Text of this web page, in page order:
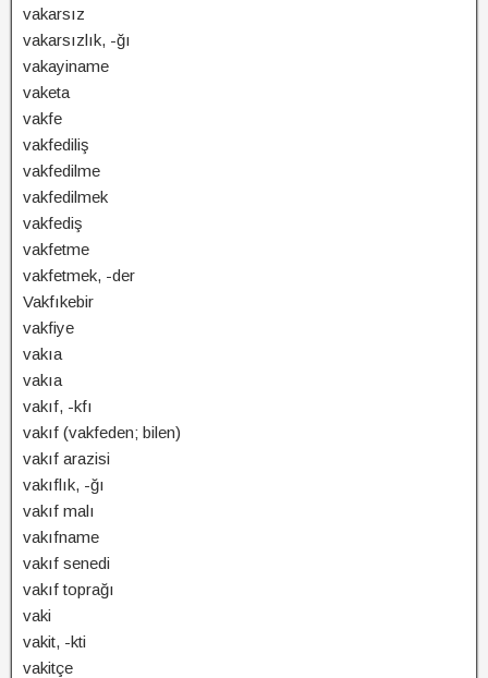
vakarsız
vakarsızlık, -ğı
vakayiname
vaketa
vakfe
vakfediliş
vakfedilme
vakfedilmek
vakfediş
vakfetme
vakfetmek, -der
Vakfıkebir
vakfiye
vakıa
vakıa
vakıf, -kfı
vakıf (vakfeden; bilen)
vakıf arazisi
vakıflık, -ğı
vakıf malı
vakıfname
vakıf senedi
vakıf toprağı
vaki
vakit, -kti
vakitçe